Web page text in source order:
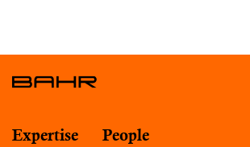
Expertise People